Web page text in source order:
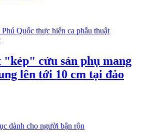
"kép" cứu sản phụ mang
lên tới 10 cm tại đảo